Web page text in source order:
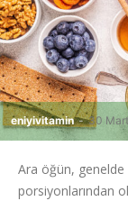
eniyivitamin - 30
Ara öğün, genelde
porsiyonlarından